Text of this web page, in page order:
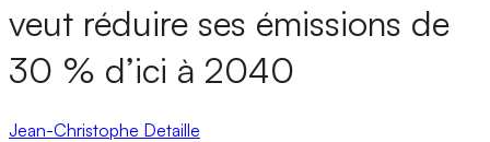
veut réduire ses émissions de
30 % d’ici à 2040
Jean-Christophe Detaille